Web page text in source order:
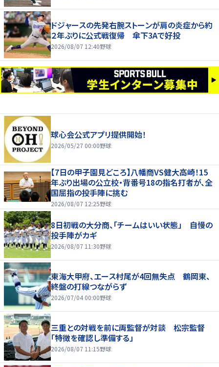
ドジャースの先発右腕ストーンが肩の炎症から約
２年ぶりに公式戦復帰 傘下3Aで好投
2026/08/07 12:40野球
球心会公式アプリ提供開始！
2026/05/27 00:00野球
【7日の甲子園見どころ】八幡商VS健大高崎！15
年ぶり出場の公立校・背番号18の指名打者が、全
国屈指の投手陣に挑む
2026/08/07 12:25野球
8日初戦の大分商、「チームはいい状態」 自慢の
投手陣がカギ
2026/08/07 11:30野球
東海大甲府、エース村尾が4回無失点 鶴岡東、
終盤の打線つながらず
2026/07/04 00:00野球
三重との対戦を前に両監督が対談 松宗監督
「特徴を確認し準備する」
2026/08/07 11:15野球